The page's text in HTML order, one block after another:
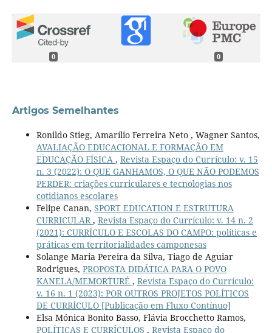
0 0
Artigos Semelhantes
Ronildo Stieg, Amarílio Ferreira Neto , Wagner Santos,
AVALIAÇÃO EDUCACIONAL E FORMAÇÃO EM
EDUCAÇÃO FÍSICA , Revista Espaço do Currículo: v. 15
n. 3 (2022): O QUE GANHAMOS, O QUE NÃO PODEMOS
PERDER: criações curriculares e tecnologias nos
cotidianos escolares
Felipe Canan, SPORT EDUCATION E ESTRUTURA
CURRICULAR, Revista Espaço do Currículo: v. 14 n. 2
(2021): CURRÍCULO E ESCOLAS DO CAMPO: políticas e
práticas em territorialidades camponesas
Solange Maria Pereira da Silva, Tiago de Aguiar
Rodrigues, PROPOSTA DIDÁTICA PARA O POVO
KANELA/MEMORTURÉ , Revista Espaço do Currículo:
v. 16 n. 1 (2023): POR OUTROS PROJETOS POLÍTICOS
DE CURRÍCULO [Publicação em Fluxo Contínuo]
Elsa Mónica Bonito Basso, Flávia Brocchetto Ramos,
POLÍTICAS E CURRÍCULOS , Revista Espaço do